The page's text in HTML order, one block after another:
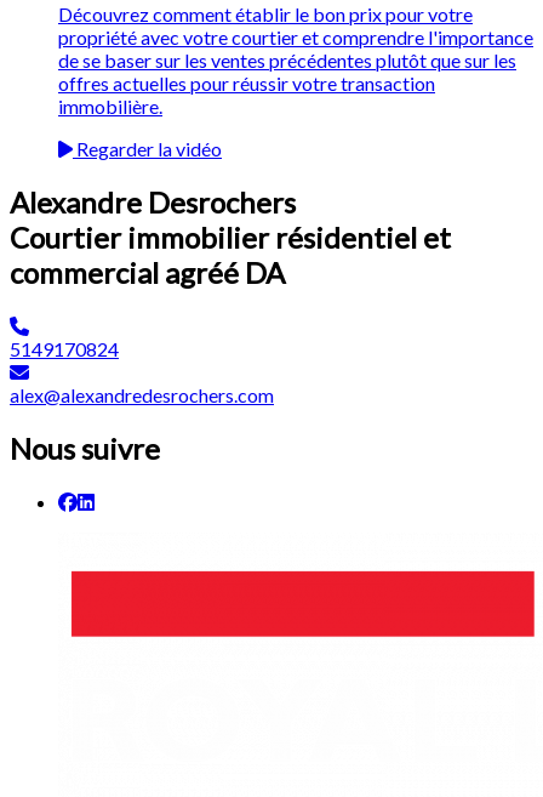
Découvrez comment établir le bon prix pour votre
propriété avec votre courtier et comprendre l'importance
de se baser sur les ventes précédentes plutôt que sur les
offres actuelles pour réussir votre transaction
immobilière.
Regarder la vidéo
Alexandre Desrochers
Courtier immobilier résidentiel et
commercial agréé DA
5149170824
alex@alexandredesrochers.com
Nous suivre